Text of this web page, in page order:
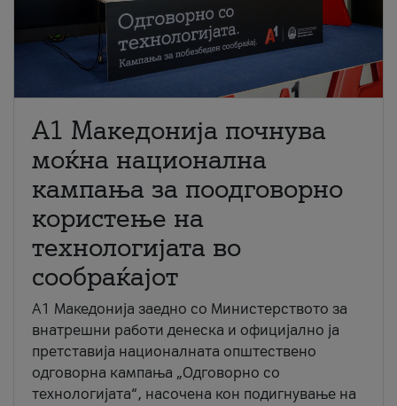
A1 Македонија почнува
моќна национална
кампања за поодговорно
користење на
технологијата во
сообраќајот
A1 Македонија заедно со Министерството за
внатрешни работи денеска и официјално ја
претставија националната општествено
одговорна кампања „Одговорно со
технологијата“, насочена кон подигнување на